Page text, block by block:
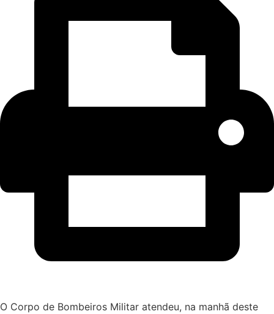
O Corpo de Bombeiros Militar atendeu, na manhã deste